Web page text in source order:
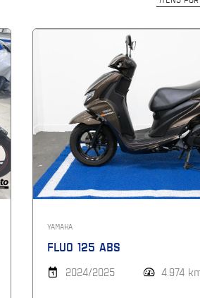
YAMAHA
FLUO 125 ABS
2024/2025 4.974